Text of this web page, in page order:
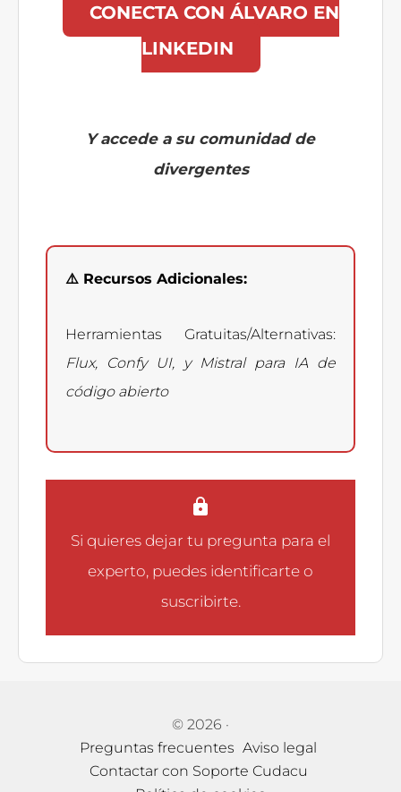
CONECTA CON ÁLVARO EN
LINKEDIN
Y accede a su comunidad de
divergentes
⚠️ Recursos Adicionales:
Herramientas Gratuitas/Alternativas:
Flux, Confy UI, y Mistral para IA de
código abierto
Si quieres dejar tu pregunta para el
experto, puedes identificarte o
suscribirte.
© 2026 ·
Preguntas frecuentes Aviso legal
Contactar con Soporte Cudacu